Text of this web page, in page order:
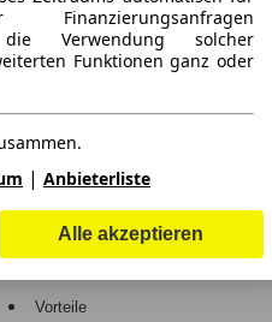
Anmelden
Vorteile
Verwendung solcher
Funktionen ganz oder
| Anbieterliste
Alle akzeptieren